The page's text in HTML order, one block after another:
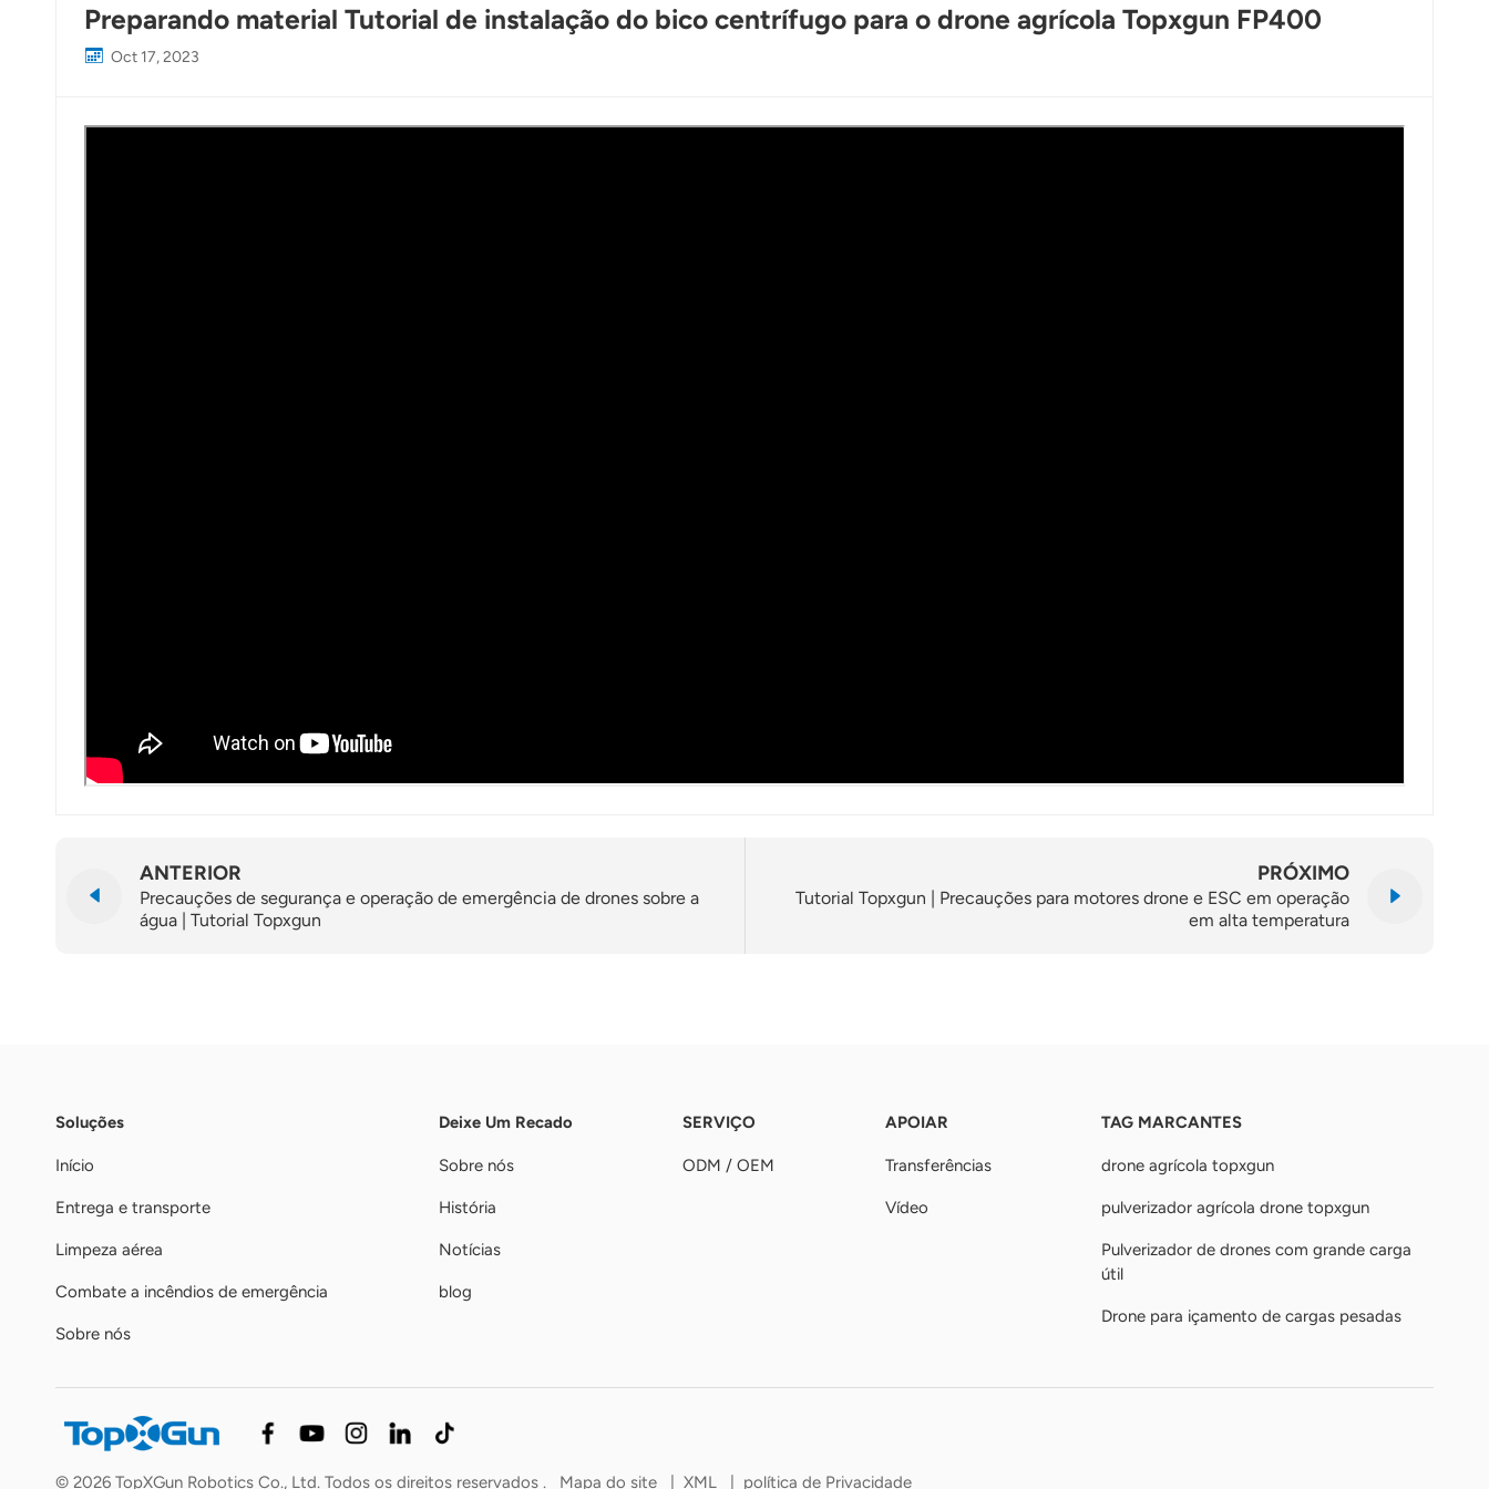
Preparando material Tutorial de instalação do bico centrífugo para o drone agrícola Topxgun FP400
Oct 17, 2023
ANTERIOR
Precauções de segurança e operação de emergência de drones sobre a
água | Tutorial Topxgun
PRÓXIMO
Tutorial Topxgun | Precauções para motores drone e ESC em operação
em alta temperatura
Soluções
Início
Entrega e transporte
Limpeza aérea
Combate a incêndios de emergência
Sobre nós
Deixe Um Recado
Sobre nós
História
Notícias
blog
SERVIÇO
ODM / OEM
APOIAR
Transferências
Vídeo
TAG MARCANTES
drone agrícola topxgun
pulverizador agrícola drone topxgun
Pulverizador de drones com grande carga
útil
Drone para içamento de cargas pesadas
© 2026 TopXGun Robotics Co., Ltd. Todos os direitos reservados . Mapa do site XML política de Privacidade